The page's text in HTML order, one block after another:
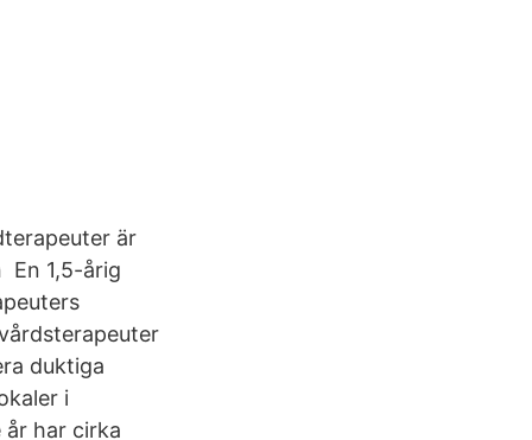
är
En 1,5-årig
duktiga
i
har cirka